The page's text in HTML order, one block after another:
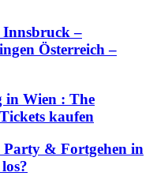
Innsbruck –
Österreich –
in Wien : The
kaufen
Party & Fortgehen in